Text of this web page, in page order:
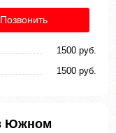
Позвонить
1500 руб.
1500 руб.
Южном